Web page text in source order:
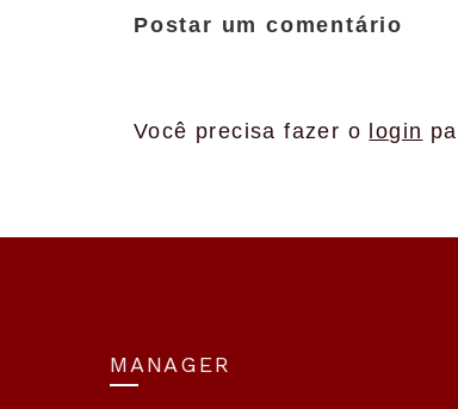
Postar um comentário
Você precisa fazer o login
MANAGER